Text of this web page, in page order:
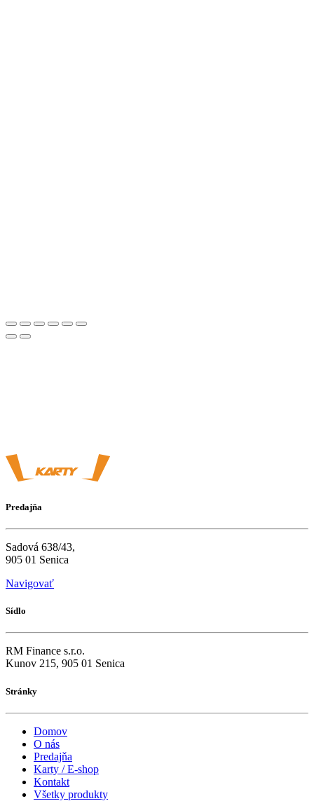
Predajňa
Sadová 638/43,
905 01 Senica
Navigovať
Sídlo
RM Finance s.r.o.
Kunov 215, 905 01 Senica
Stránky
Domov
O nás
Predajňa
Karty / E-shop
Kontakt
Všetky produkty